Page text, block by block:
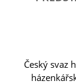
Český svaz